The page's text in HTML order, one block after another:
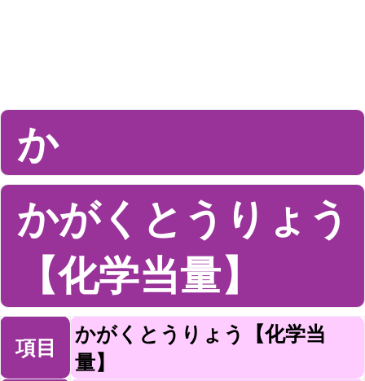
か
かがくとうりょう
【化学当量】
項目
かがくとうりょう【化学当
量】